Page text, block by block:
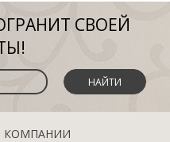
СВОЕЙ
НАЙТИ
КОМПАНИИ